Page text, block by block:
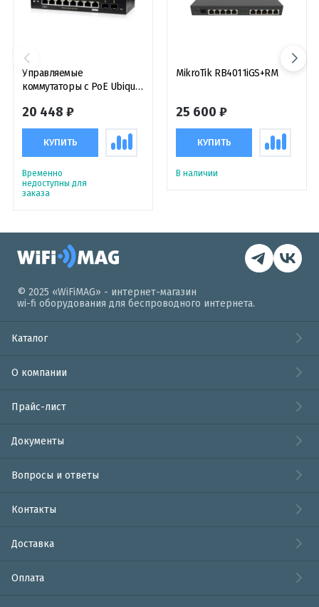
Управляемые
коммутаторы с PoE Ubiquiti
управляемый 10-портовый
коммутатор
20 448 ₽
КУПИТЬ
Временно
недоступны для
заказа
MikroTik RB4011iGS+RM
25 600 ₽
КУПИТЬ
В наличии
© 2025 «WiFiMAG» - интернет-магазин
wi-fi оборудования для беспроводного интернета.
Каталог
О компании
Прайс-лист
Документы
Вопросы и ответы
Контакты
Доставка
Оплата